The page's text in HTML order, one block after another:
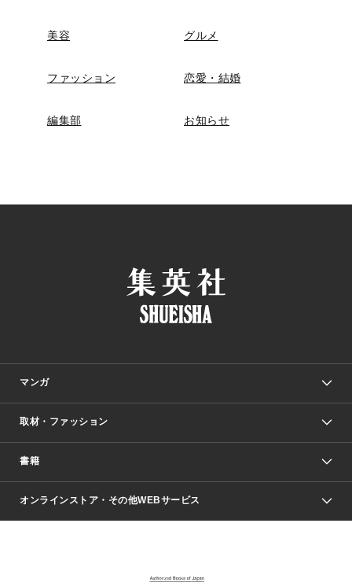
美容 グルメ
ファッション 恋愛・結婚
編集部 お知らせ
マンガ
少年マンガ
Vジャンプ
週刊ヤングジャンプ
少女マンガ
取材・ファッション
Seventeen
芸能・情報・スポーツ
書籍
文芸・文庫・総合
オンラインストア・その他WEBサービス